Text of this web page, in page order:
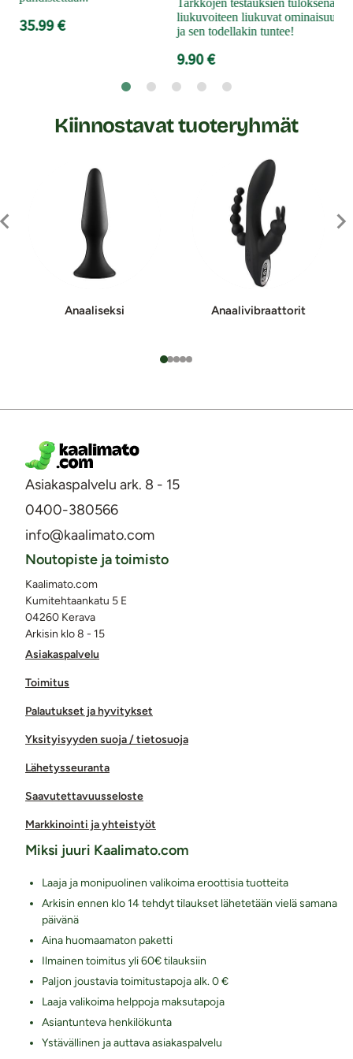
35.99 €
Tarkkojen testauksien tuloksena
liukuvoiteen liukuvat
ja sen todellakin tuntee!
9.90 €
Kiinnostavat tuoteryhmät
Anaaliseksi Anaali­vi­braat­to­rit
Asiakaspalvelu ark. 8 - 15
0400-380566
info@kaalimato.com
Asiakaspalvelu
Toimitus
Palautukset ja hyvitykset
Yksityisyyden suoja / tietosuoja
Lähetysseuranta
Saavutettavuusseloste
Markkinointi ja yhteistyöt
Noutopiste ja toimisto
Kaalimato.com
Kumitehtaankatu 5 E
04260 Kerava
Arkisin klo 8 - 15
Miksi juuri Kaalimato.com
Laaja ja monipuolinen valikoima eroottisia tuotteita
Arkisin ennen klo 14 tehdyt tilaukset lähetetään vielä samana
päivänä
Aina huomaamaton paketti
Ilmainen toimitus yli 60€ tilauksiin
Paljon joustavia toimitustapoja alk. 0 €
Laaja valikoima helppoja maksutapoja
Asiantunteva henkilökunta
Ystävällinen ja auttava asiakaspalvelu